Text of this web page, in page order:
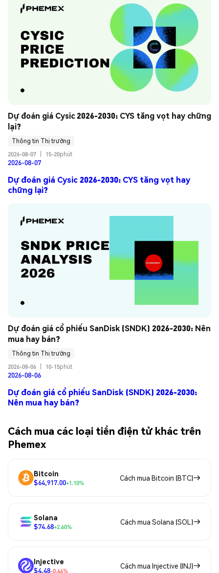
Dự đoán giá Cysic 2026-2030: CYS tăng vọt hay chững
lại?
Thông tin Thị trường
2026-08-07
15-20phút
2026-08-07
Dự đoán giá Cysic 2026-2030: CYS tăng vọt hay
chững lại?
Dự đoán giá cổ phiếu SanDisk (SNDK) 2026-2030: Nên
mua hay bán?
Thông tin Thị trường
2026-08-06
10-15phút
2026-08-06
Dự đoán giá cổ phiếu SanDisk (SNDK) 2026-2030:
Nên mua hay bán?
Cách mua các loại tiền điện tử khác trên
Phemex
Bitcoin
$64,917.00+1.10%
Cách mua Bitcoin (BTC)
Solana
$74.68+2.60%
Cách mua Solana (SOL)
Injective
$4.48-0.44%
Cách mua Injective (INJ)